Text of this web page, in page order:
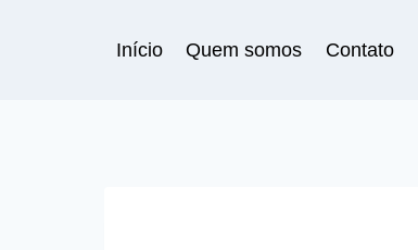
Início Quem somos Contato